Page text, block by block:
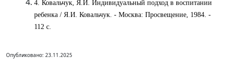
4. Ковальчук, Я.И. Индивидуальный подход в воспитании
ребенка / Я.И. Ковальчук. - Москва: Просвещение, 1984. -
112 с.
Опубликовано: 23.11.2025